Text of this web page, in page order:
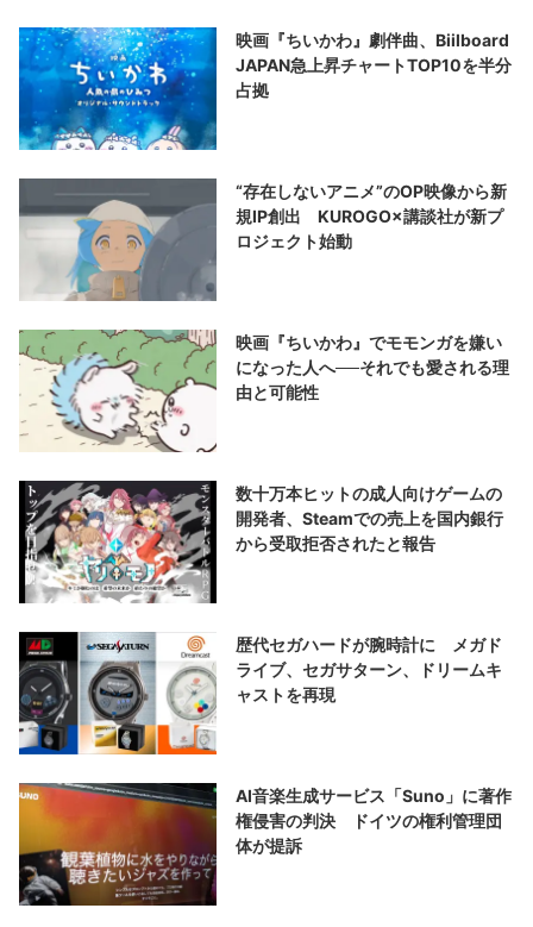
映画『ちいかわ』劇伴曲、Biilboard
JAPAN急上昇チャートTOP10を半分
占拠
“存在しないアニメ”のOP映像から新
規IP創出 KUROGO×講談社が新プ
ロジェクト始動
映画『ちいかわ』でモモンガを嫌い
になった人へ──それでも愛される理
由と可能性
数十万本ヒットの成人向けゲームの
開発者、Steamでの売上を国内銀行
から受取拒否されたと報告
歴代セガハードが腕時計に メガド
ライブ、セガサターン、ドリームキ
ャストを再現
AI音楽生成サービス「Suno」に著作
権侵害の判決 ドイツの権利管理団
体が提訴